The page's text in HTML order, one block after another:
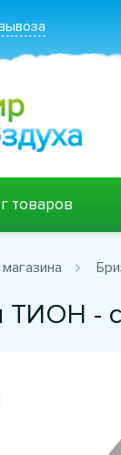
товаров
ТИОН -